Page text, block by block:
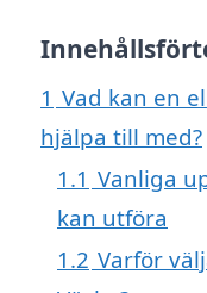
1 Vad kan en
hjälpa till med?
1.1 Vanliga
kan utföra
1.2 Varför